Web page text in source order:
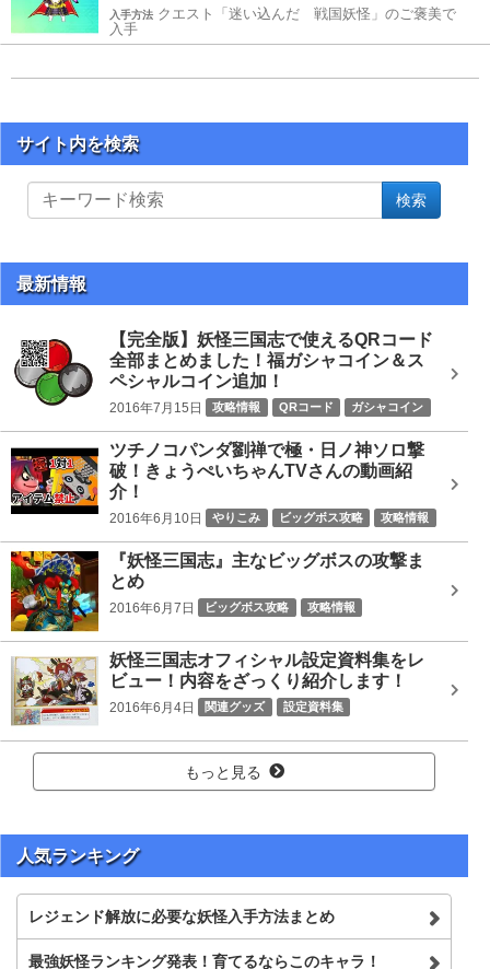
入手方法 クエスト「迷い込んだ 戦国妖怪」のご褒美で
入手
サイト内を検索
イ
を
検
検索
最新情報
【完全版】妖怪三国志で使えるQRコード
全部まとめました！福ガシャコイン＆ス
ペシャルコイン追加！
2016年7月15日 攻略情報 QRコード ガシャコイン
ツチノコパンダ劉禅で極・日ノ神ソロ撃
破！きょうぺいちゃんTVさんの動画紹
介！
2016年6月10日 やりこみ ビッグボス攻略
攻略情報
ツチノコパンダ劉禅
ビッグボス 日ノ神
『妖怪三国志』主なビッグボスの攻撃ま
とめ
2016年6月7日 ビッグボス攻略
攻略情報
ソルカ
ノルカ ノルカソルカ
ビッグボス
プリズンブレイカー曹彰
レッドJ劉備
大魔王シブ
日ノ神
赤鬼呂布 魔王コイ
妖怪三国志オフィシャル設定資料集をレ
ビュー！内容をざっくり紹介します！
2016年6月4日 関連グッズ 設定資料集
もっと見る
人気ランキング
レジェンド解放に必要な妖怪入手方法まとめ
最強妖怪ランキング発表！育てるならこのキャラ！